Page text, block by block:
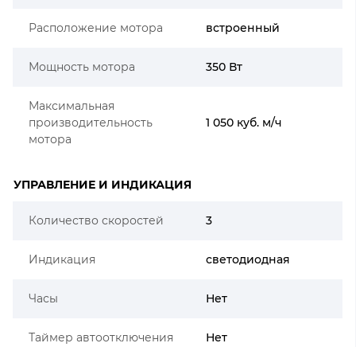
Расположение мотора встроенный
Мощность мотора 350 Вт
Максимальная
производительность
мотора
1 050 куб. м/ч
УПРАВЛЕНИЕ И ИНДИКАЦИЯ
Количество скоростей 3
Индикация светодиодная
Часы Нет
Таймер автоотключения Нет